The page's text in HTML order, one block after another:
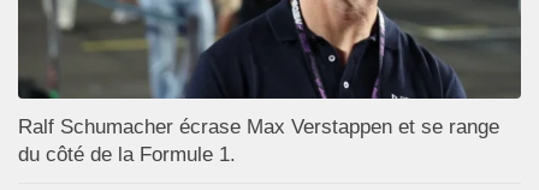
Ralf Schumacher écrase Max Verstappen et se range
du côté de la Formule 1.